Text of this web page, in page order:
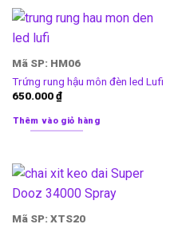
Mã SP: HM06
Trứng rung hậu môn đèn led Lufi
650.000₫
Thêm vào giỏ hàng
Mã SP: XTS20